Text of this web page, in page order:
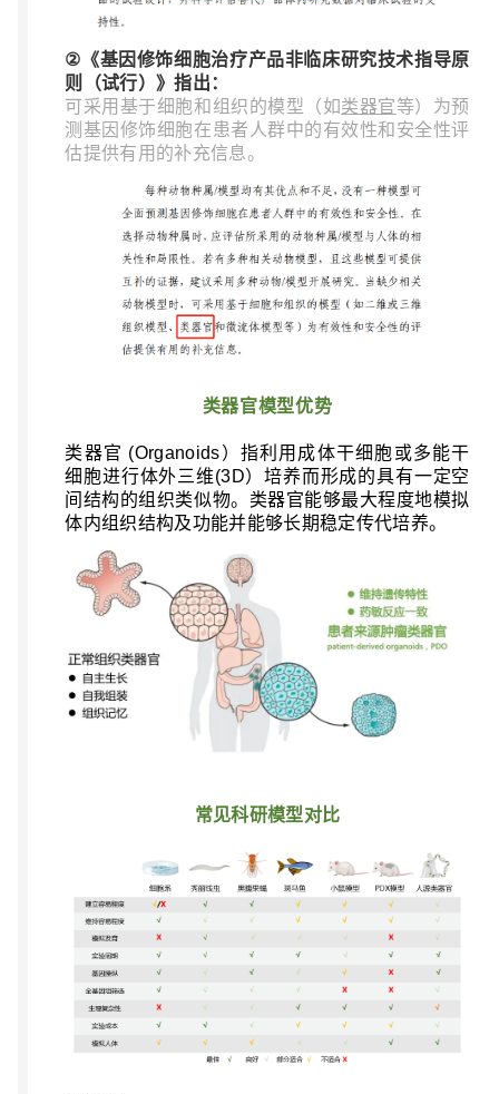
② 《基因修饰细胞治疗产品非临床研究技术指导原
则（试行）》指出：
可采用基于细胞和组织的模型（如类器官等）为预
测基因修饰细胞在患者人群中的有效性和安全性评
估提供有用的补充信息。
类器官模型优势
类器官 (Organoids）指利用成体干细胞或多能干
细胞进行体外三维(3D）培养而形成的具有一定空
间结构的组织类似物。类器官能够最大程度地模拟
体内组织结构及功能并能够长期稳定传代培养。
常见科研模型对比